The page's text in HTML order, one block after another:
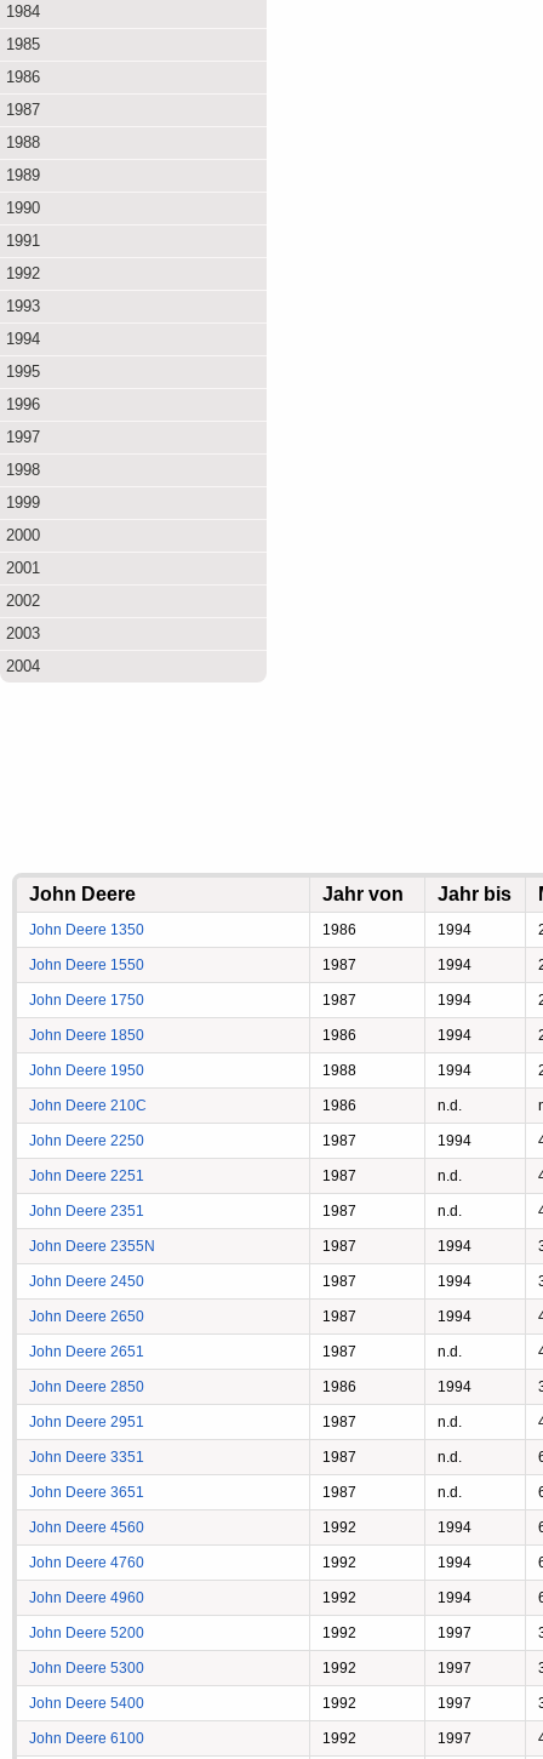
1984
1985
1986
1987
1988
1989
1990
1991
1992
1993
1994
1995
1996
1997
1998
1999
2000
2001
2002
2003
2004
John Deere Jahr von Jahr bis
John Deere 1350 1986 1994
John Deere 1550 1987 1994
John Deere 1750 1987 1994
John Deere 1850 1986 1994
John Deere 1950 1988 1994
John Deere 210C 1986 n.d.
John Deere 2250 1987 1994
John Deere 2251 1987 n.d.
John Deere 2351 1987 n.d.
John Deere 2355N 1987 1994
John Deere 2450 1987 1994
John Deere 2650 1987 1994
John Deere 2651 1987 n.d.
John Deere 2850 1986 1994
John Deere 2951 1987 n.d.
John Deere 3351 1987 n.d.
John Deere 3651 1987 n.d.
John Deere 4560 1992 1994
John Deere 4760 1992 1994
John Deere 4960 1992 1994
John Deere 5200 1992 1997
John Deere 5300 1992 1997
John Deere 5400 1992 1997
John Deere 6100 1992 1997